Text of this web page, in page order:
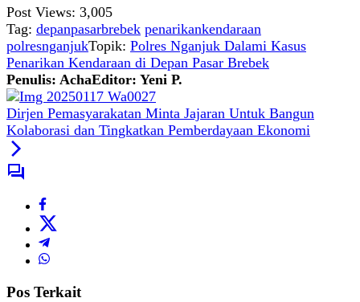
Post Views: 3,005
Tag: depanpasarbrebek penarikankendaraan
polresnganjukTopik: Polres Nganjuk Dalami Kasus
Penarikan Kendaraan di Depan Pasar Brebek
Penulis: AchaEditor: Yeni P.
Dirjen Pemasyarakatan Minta Jajaran Untuk Bangun
Kolaborasi dan Tingkatkan Pemberdayaan Ekonomi
Pos Terkait